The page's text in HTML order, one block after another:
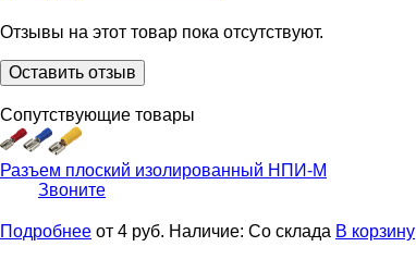
Отзывы на этот товар пока отсутствуют.
Оставить отзыв
Сопутствующие товары
Разъем плоский изолированный НПИ-М
Звоните
Подробнее от 4 руб. Наличие: Со склада В корзину